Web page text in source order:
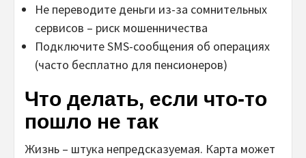
Не переводите деньги из-за сомнительных
сервисов – риск мошенничества
Подключите SMS-сообщения об операциях
(часто бесплатно для пенсионеров)
Что делать, если что-то
пошло не так
Жизнь – штука непредсказуемая. Карта может